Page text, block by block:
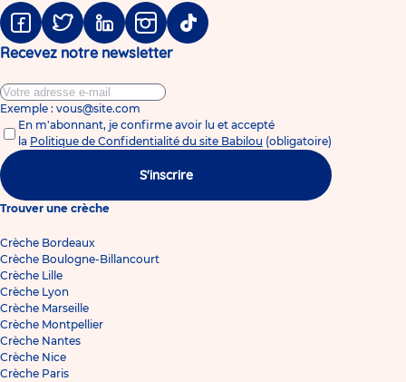
FacebookTwitter LinkedinInstagramTiktok
Recevez notre newsletter
Exemple : vous@site.com
En m'abonnant, je confirme avoir lu et accepté
la Politique de Confidentialité du site Babilou (obligatoire)
S'inscrire
Trouver une crèche
Crèche Bordeaux
Crèche Boulogne-Billancourt
Crèche Lille
Crèche Lyon
Crèche Marseille
Crèche Montpellier
Crèche Nantes
Crèche Nice
Crèche Paris